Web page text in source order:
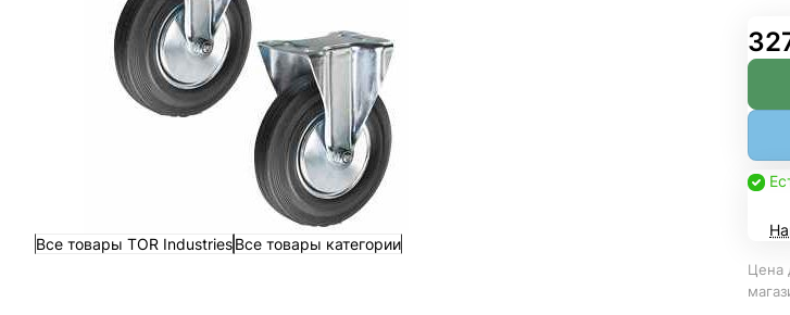
Все товары TOR IndustriesВсе товары категории
Цена